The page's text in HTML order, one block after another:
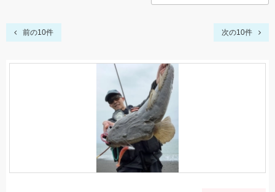
前の10件 次の10件